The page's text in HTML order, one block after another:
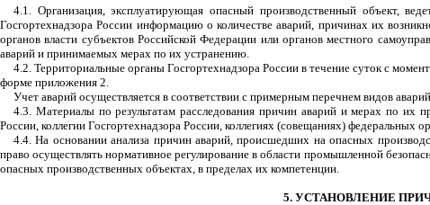
4.1. Организация, эксплуатирующая опасный производственный объект,
Госгортехнадзора России информацию о количестве аварий, причинах их
органов власти субъектов Российской Федерации или органов местного
аварий и принимаемых мерах по их устранению.
4.2. Территориальные органы Госгортехнадзора России в течение суток с
форме приложения 2.
Учет аварий осуществляется в соответствии с примерным перечнем видов
4.3. Материалы по результатам расследования причин аварий и мерах по их
России, коллегии Госгортехнадзора России, коллегиях (совещаниях) федеральных
4.4. На основании анализа причин аварий, происшедших на опасных
право осуществлять нормативное регулирование в области промышленной
опасных производственных объектах, в пределах их компетенции.
5. УСТАНОВЛЕНИЕ